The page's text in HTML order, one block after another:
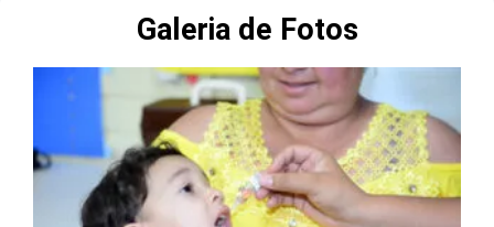
Galeria de Fotos